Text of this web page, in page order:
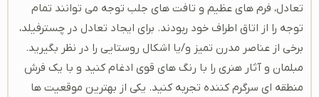
تعادل، فرم های عظیم و تافت های جلب توجه می توانند تمام
توجه را از اتاق اطراف خود ربودند. برای ایجاد تعادل در چسترفیلد،
برخی از عناصر مدرن تمیز و/یا اشکال روستایی را در نظر بگیرید.
مبلمان و آثار هنری را با رنگ های قوی ادغام کنید و با یک فرش
منطقه ای سرگرم کننده تجربه کنید. یکی از بهترین موقعیت ها